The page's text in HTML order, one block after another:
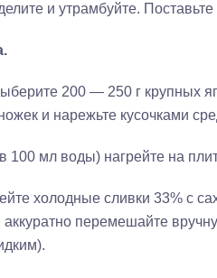
и утрамбуйте.
200 — 250 г крупных
и нарежьте кусочками
100 мл воды) нагрейте на
холодные сливки 33% с
перемешайте